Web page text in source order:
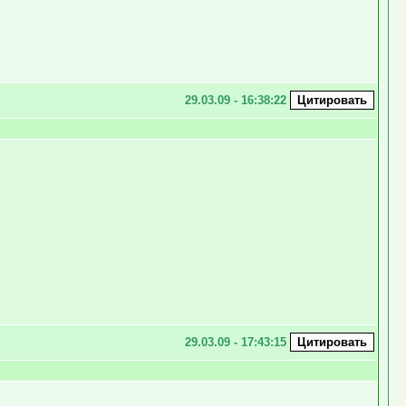
29.03.09 - 16:38:22
29.03.09 - 17:43:15